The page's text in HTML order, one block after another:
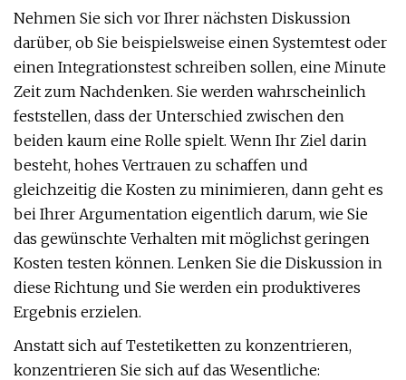
Nehmen Sie sich vor Ihrer nächsten Diskussion
darüber, ob Sie beispielsweise einen Systemtest oder
einen Integrationstest schreiben sollen, eine Minute
Zeit zum Nachdenken. Sie werden wahrscheinlich
feststellen, dass der Unterschied zwischen den
beiden kaum eine Rolle spielt. Wenn Ihr Ziel darin
besteht, hohes Vertrauen zu schaffen und
gleichzeitig die Kosten zu minimieren, dann geht es
bei Ihrer Argumentation eigentlich darum, wie Sie
das gewünschte Verhalten mit möglichst geringen
Kosten testen können. Lenken Sie die Diskussion in
diese Richtung und Sie werden ein produktiveres
Ergebnis erzielen.
Anstatt sich auf Testetiketten zu konzentrieren,
konzentrieren Sie sich auf das Wesentliche: